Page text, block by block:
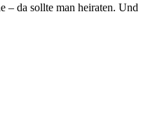
– da sollte man heiraten.